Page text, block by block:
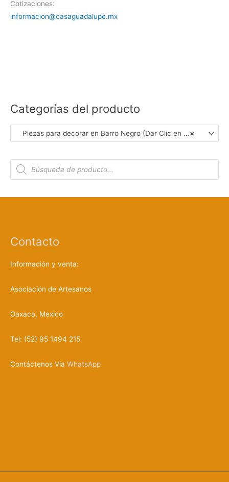
Cotizaciones:
informacion@casaguadalupe.mx
Categorías del producto
×
Piezas para decorar en Barro Negro (Dar Clic en Foto para Ver Detalles)
B
q
o
d
c
t
Contacto
Información y venta:
Asociación de Artesanos
Oaxaca, Mexico
Tel: (52) 95 1494 215
Contáctenos Via WhatsApp